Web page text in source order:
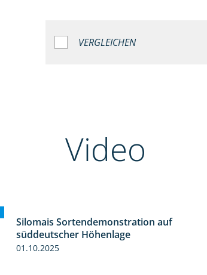
VERGLEICHEN
Video
Silomais Sortendemonstration auf
süddeutscher Höhenlage